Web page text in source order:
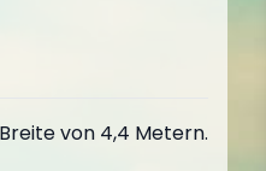
von 4,4 Metern.